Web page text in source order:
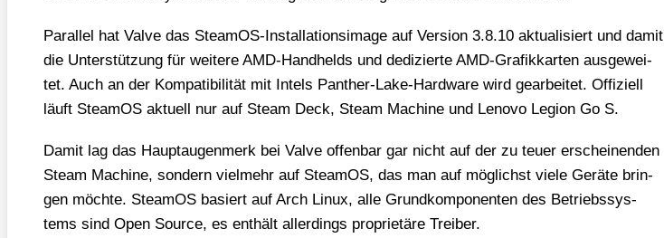
Par­al­lel hat Val­ve das Steam­OS-Instal­la­ti­ons­image auf Ver­si­on 3.8.10 aktua­li­siert und damit
die Unter­stüt­zung für wei­te­re AMD-Hand­helds und dedi­zier­te AMD-Gra­fik­kar­ten aus­ge­wei­
tet. Auch an der Kom­pa­ti­bi­li­tät mit Intels Pan­ther-Lake-Hard­ware wird gear­bei­tet. Offi­zi­ell
läuft Steam­OS aktu­ell nur auf Steam Deck, Steam Machi­ne und Leno­vo Legi­on Go S.
Damit lag das Haupt­au­gen­merk bei Val­ve offen­bar gar nicht auf der zu teu­er erschei­nen­den
Steam Machi­ne, son­dern viel­mehr auf Steam­OS, das man auf mög­lichst vie­le Gerä­te brin­
gen möch­te. Steam­OS basiert auf Arch Linux, alle Grund­kom­po­nen­ten des Betriebs­sys­
tems sind Open Source, es ent­hält aller­dings pro­prie­tä­re Trei­ber.